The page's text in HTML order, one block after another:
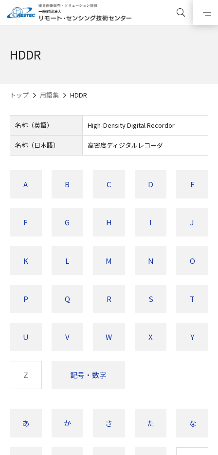
HDDR
トップ 用語集 HDDR
名称（英語） High-Density Digital Recordor
名称（日本語） 高密度ディジタルレコーダ
A B C D E
F G H I J
K L M N O
P Q R S T
U V W X Y
Z 記号・数字
あ か さ た な